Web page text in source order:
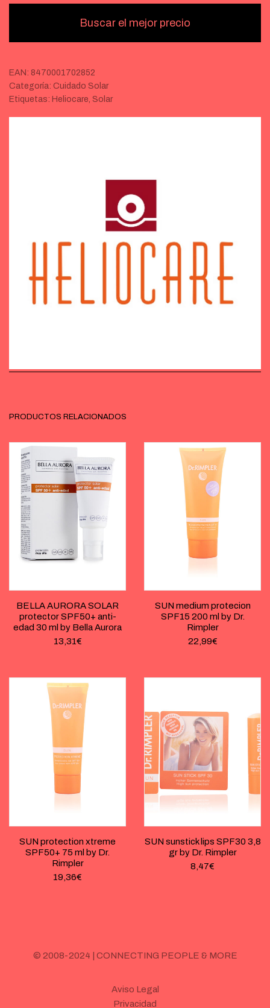
Buscar el mejor precio
EAN: 8470001702852
Categoría: Cuidado Solar
Etiquetas: Heliocare, Solar
PRODUCTOS RELACIONADOS
BELLA AURORA SOLAR
protector SPF50+ anti-
edad 30 ml by Bella Aurora
13,31€
SUN medium protecion
SPF15 200 ml by Dr.
Rimpler
22,99€
SUN protection xtreme
SPF50+ 75 ml by Dr.
Rimpler
19,36€
SUN sunstick lips SPF30 3,8
gr by Dr. Rimpler
8,47€
© 2008-2024 | CONNECTING PEOPLE & MORE
Aviso Legal
Privacidad